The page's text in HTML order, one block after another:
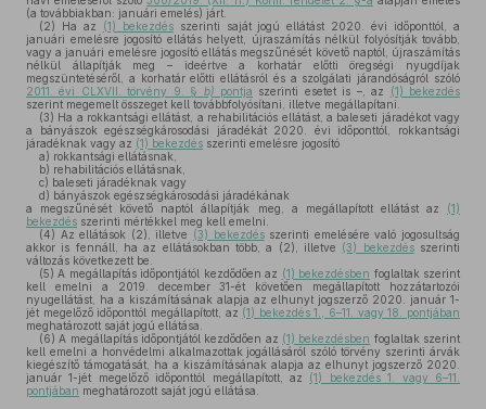
(a továbbiakban: januári emelés) járt.
(2) Ha az (1) bekezdésszerinti saját jogú ellátást 2020. évi időponttól, a
januári emelésre jogosító ellátás helyett, újraszámítás nélkül folyósítják tovább,
vagy a januári emelésre jogosító ellátás megszűnését követő naptól, újraszámítás
nélkül állapítják meg – ideértve a korhatár előtti öregségi nyugdíjak
megszüntetéséről, a korhatár előtti ellátásról és a szolgálati járandóságról szóló
2011. évi CLXVII. törvény 9. § b) pontja szerinti esetet is –, az
(1) bekezdés
szerint megemelt összeget kell továbbfolyósítani, illetve megállapítani.
(3) Ha a rokkantsági ellátást, a rehabilitációs ellátást, a baleseti járadékot vagy
a bányászok egészségkárosodási járadékát 2020. évi időponttól, rokkantsági
járadéknak vagy az (1) bekezdés szerinti emelésre jogosító
a) rokkantsági ellátásnak,
b) rehabilitációs ellátásnak,
c) baleseti járadéknak vagy
d) bányászok egészségkárosodási járadékának
a megszűnését követő naptól állapítják meg, a megállapított ellátást az (1)
bekezdés szerinti mértékkel meg kell emelni.
(4) Az ellátások (2), illetve (3) bekezdésszerinti emelésére való jogosultság
akkor is fennáll, ha az ellátásokban több, a (2), illetve (3) bekezdésszerinti
változás következett be.
(5) A megállapítás időpontjától kezdődően az (1) bekezdésben foglaltak szerint
kell emelni a 2019. december 31-ét követően megállapított hozzátartozói
nyugellátást, ha a kiszámításának alapja az elhunyt jogszerző 2020. január 1-
jét megelőző időponttól megállapított, az (1) bekezdés 1., 6–11. vagy 18. pontjában
meghatározott saját jogú ellátása.
(6) A megállapítás időpontjától kezdődően az (1) bekezdésben foglaltak szerint
kell emelni a honvédelmi alkalmazottak jogállásáról szóló törvény szerinti árvák
kiegészítő támogatását, ha a kiszámításának alapja az elhunyt jogszerző 2020.
január 1-jét megelőző időponttól megállapított, az (1) bekezdés 1. vagy 6–11.
pontjában meghatározott saját jogú ellátása.